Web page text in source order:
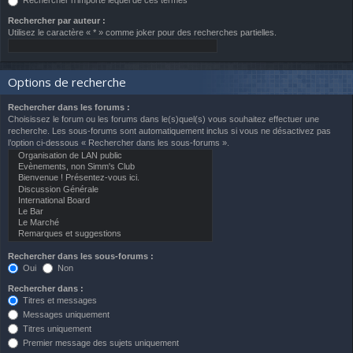
Rechercher par auteur :
Utilisez le caractère « * » comme joker pour des recherches partielles.
Options de recherche
Rechercher dans les forums :
Choisissez le forum ou les forums dans le(s)quel(s) vous souhaitez effectuer une
recherche. Les sous-forums sont automatiquement inclus si vous ne désactivez pas
l’option ci-dessous « Rechercher dans les sous-forums ».
Rechercher dans les sous-forums :
Oui
Non
Rechercher dans :
Titres et messages
Messages uniquement
Titres uniquement
Premier message des sujets uniquement